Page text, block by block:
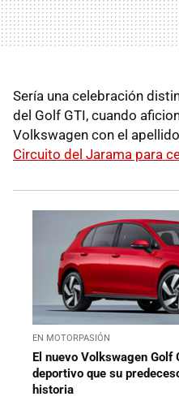
Sería una celebración
del Golf GTI, cuando
Volkswagen con el
Circuito del Jarama para
EN MOTORPASIÓN
El nuevo Volkswagen Golf
deportivo que su
historia